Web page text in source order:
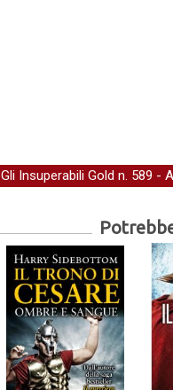
Gli Insuperabili Gold n. 589 -